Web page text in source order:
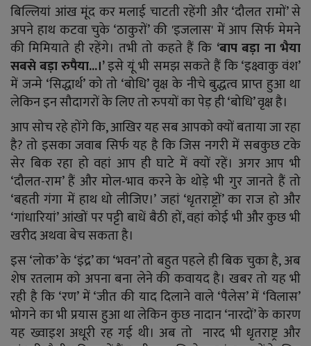
बिल्लियां आंख मूंद कर मलाई चाटती रहेंगी और ‘दौलत रामों’ से
अपने हाथ कटवा चुके ‘ठाकुरों’ की 'इजलास' में आप सिर्फ मेमने
की मिमियाते ही रहेंगे। तभी तो कहते हैं कि ‘बाप बड़ा ना भैया
सबसे बड़ा रुपैया...।’इसे यूं भी समझ सकते हैं कि ‘इक्ष्वाकु वंश’
में जन्मे ‘सिद्धार्थ’ को तो ‘बोधि’ वृक्ष के नीचे बुद्धत्व प्राप्त हुआ था
लेकिन इन सौदागरों के लिए तो रुपयों का पेड़ ही ‘बोधि’ वृक्ष है।
आप सोच रहे होंगे कि, आखिर यह सब आपको क्यों बताया जा रहा
है? तो इसका जवाब सिर्फ यह है कि जिस नगरी में सबकुछ टके
सेर बिक रहा हो वहां आप ही घाटे में क्यों रहें। अगर आप भी
‘दौलत-राम’ हैं और मोल-भाव करने के थोड़े भी गुर जानते हैं तो
‘बहती गंगा में हाथ धो लीजिए।’ जहां ‘धृतराष्ट्रों’ का राज हो और
‘गांधारियां’ आंखों पर पट्टी बाधें बैठी हों, वहां कोई भी और कुछ भी
खरीद अथवा बेच सकता है।
इस ‘लोक’ के ‘इंद्र’ का ‘भवन’ तो बहुत पहले ही बिक चुका है, अब
शेष रतलाम को अपना बना लेने की कवायद है। खबर तो यह भी
रही है कि ‘रण’ में ‘जीत की याद दिलाने वाले ‘पैलेस’ में ‘विलास’
भोगने का भी प्रयास हुआ था लेकिन कुछ नादान ‘नारदों’ के कारण
यह ख्वाइश अधूरी रह गई थी। अब तो नारद भी धृतराष्ट्र और